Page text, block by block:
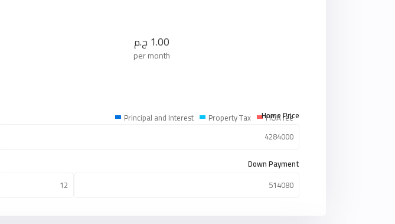
1.00 ج.م
per month
Principal and Interest Property Tax HOA fee
Home Price
Down Payment